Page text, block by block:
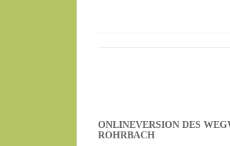
ONLINEVERSION DES
ROHRBACH